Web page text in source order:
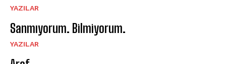
YAZILAR
Sanmıyorum. Bilmiyorum.
YAZILAR